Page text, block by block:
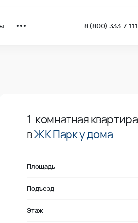
8 (800) 333-7-111
1-комнатная квартира
вЖК Парк у дома
Площадь
Подъезд
Этаж